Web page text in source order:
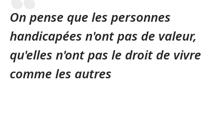
On pense que les personnes
handicapées n'ont pas de valeur,
qu'elles n'ont pas le droit de vivre
comme les autres